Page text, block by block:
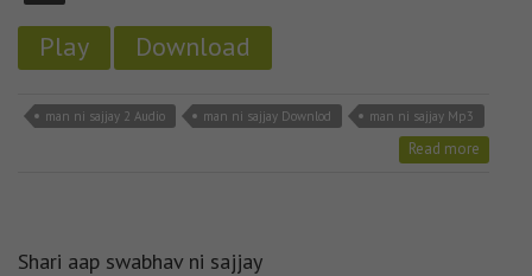
Play Download
man ni sajjay 2 Audio man ni sajjay Downlod man ni sajjay Mp3
Read more
Shari aap swabhav ni sajjay